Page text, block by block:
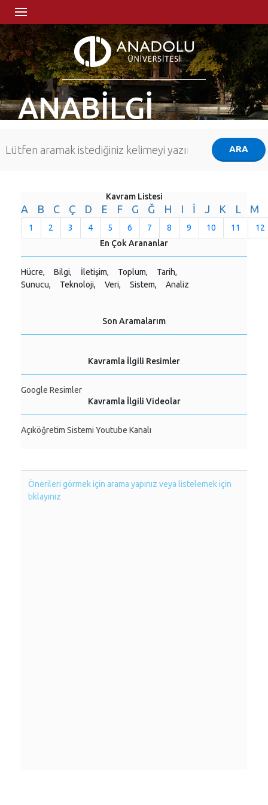
ANABİLGİ
Kavram Listesi
A B C Ç D E F G Ğ H I İ J K L M
1 2 3 4 5 6 7 8 9 10 11
12
En Çok Arananlar
Hücre, Bilgi, İletişim, Toplum,
Tarih,
Sunucu,
Teknoloji, Veri, Sistem, Analiz
Son Aramalarım
Kavramla İlgili Resimler
Google Resimler
Kavramla İlgili Videolar
Açıköğretim Sistemi Youtube Kanalı
Önerileri görmek için arama yapınız veya listelemek için
tıklayınız